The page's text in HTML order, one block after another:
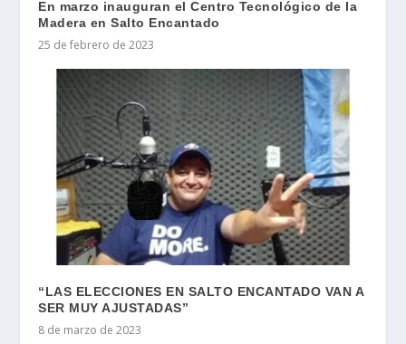
En marzo inauguran el Centro Tecnológico de la
Madera en Salto Encantado
25 de febrero de 2023
“LAS ELECCIONES EN SALTO ENCANTADO VAN A
SER MUY AJUSTADAS”
8 de marzo de 2023